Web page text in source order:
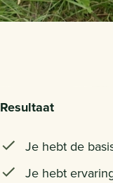
Resultaat
Je hebt de
Je hebt